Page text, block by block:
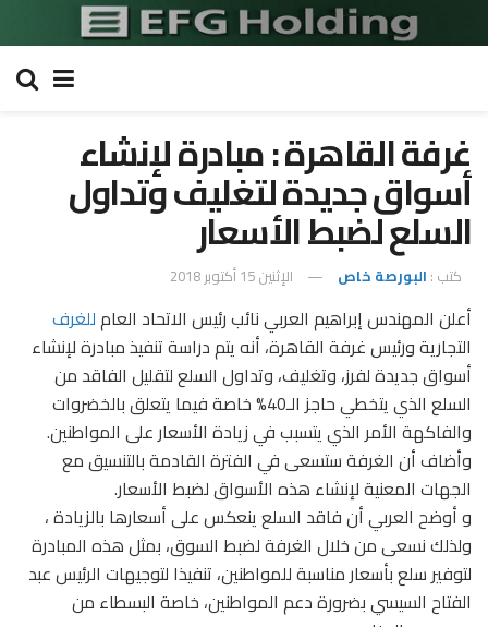
غرفة القاهرة : مبادرة لإنشاء
أسواق جديدة لتغليف وتداول
السلع لضبط الأسعار
كتب : البورصة خاص الإثنين 15 أكتوبر 2018
أعلن المهندس إبراهيم العربي نائب رئيس الاتحاد العامللغرف
التجارية ورئيس غرفة القاهرة، أنه يتم دراسة تنفيذ مبادرة لإنشاء
أسواق جديدة لفرز، وتغليف، وتداول السلع لتقليل الفاقد من
السلع الذي يتخطي حاجز الـ40% خاصة فيما يتعلق بالخضروات
والفاكهة الأمر الذي يتسبب في زيادة الأسعار على المواطنين.
وأضاف أن الغرفة ستسعى في الفترة القادمة بالتنسيق مع
الجهات المعنية لإنشاء هذه الأسواق لضبط الأسعار.
و أوضح العربي أن فاقد السلع ينعكس على أسعارها بالزيادة ،
ولذلك نسعى من خلال الغرفة لضبط السوق، بمثل هذه المبادرة
لتوفير سلع بأسعار مناسبة للمواطنين، تنفيذا لتوجيهات الرئيس عبد
الفتاح السيسي بضرورة دعم المواطنين، خاصة البسطاء من